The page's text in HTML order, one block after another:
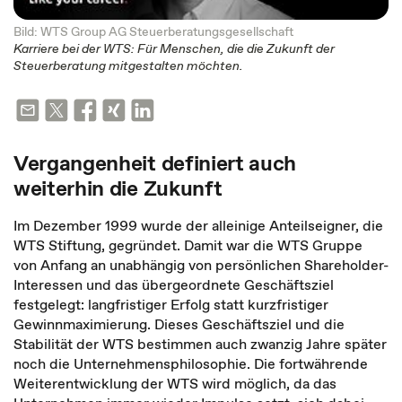
Bild: WTS Group AG Steuerberatungsgesellschaft
Karriere bei der WTS: Für Menschen, die die Zukunft der
Steuerberatung mitgestalten möchten.
Vergangenheit definiert auch
weiterhin die Zukunft
Im Dezember 1999 wurde der alleinige Anteilseigner, die
WTS Stiftung, gegründet. Damit war die WTS Gruppe
von Anfang an unabhängig von persönlichen Shareholder-
Interessen und das übergeordnete Geschäftsziel
festgelegt: langfristiger Erfolg statt kurzfristiger
Gewinnmaximierung. Dieses Geschäftsziel und die
Stabilität der WTS bestimmen auch zwanzig Jahre später
noch die Unternehmensphilosophie. Die fortwährende
Weiterentwicklung der WTS wird möglich, da das